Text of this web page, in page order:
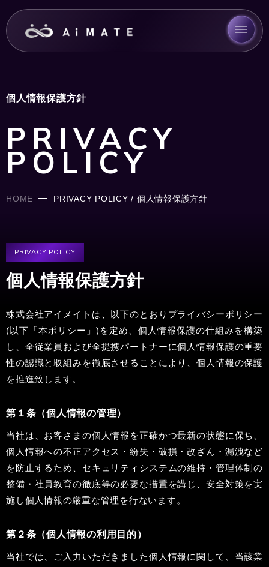
個人情報保護方針
PRIVACY
POLICY
HOME PRIVACY POLICY / 個人情報保護方針
PRIVACY POLICY
個人情報保護方針
株式会社アイメイトは、以下のとおりプライバシーポリシー
(以下「本ポリシー」)を定め、個人情報保護の仕組みを構築
し、全従業員および全提携パートナーに個人情報保護の重要
性の認識と取組みを徹底させることにより、個人情報の保護
を推進致します。
第１条（個人情報の管理）
当社は、お客さまの個人情報を正確かつ最新の状態に保ち、
個人情報への不正アクセス・紛失・破損・改ざん・漏洩など
を防止するため、セキュリティシステムの維持・管理体制の
整備・社員教育の徹底等の必要な措置を講じ、安全対策を実
施し個人情報の厳重な管理を行ないます。
第２条（個人情報の利用目的）
当社では、ご入力いただきました個人情報に関して、当該業